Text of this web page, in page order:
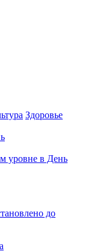
Здоровье
уровне в День
до